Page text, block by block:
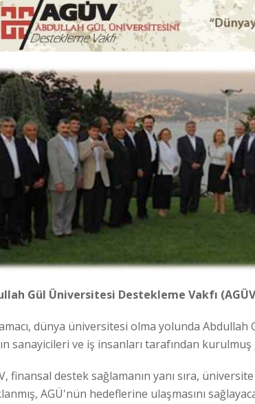
Gül Üniversitesi Destekleme Vakfı
dünya üniversitesi olma yolunda
sanayicileri ve iş insanları tarafından kurulmuş
finansal destek sağlamanın yanı sıra,
AGÜ'nün hedeflerine ulaşmasını